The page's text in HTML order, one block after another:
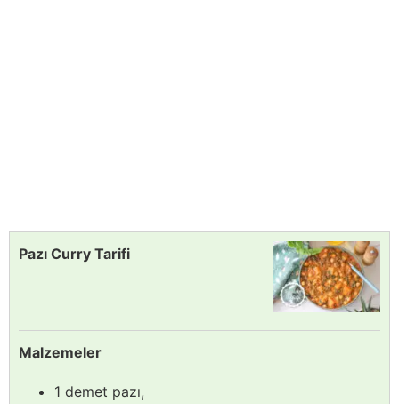
Pazı Curry Tarifi
Malzemeler
1 demet pazı,